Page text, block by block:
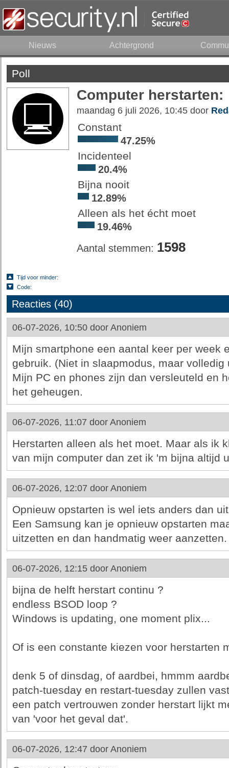
Nieuws Achtergrond
Poll
Computer herstarten:
maandag 6 juli 2026, 10:45 door
Constant
47.25%
Incidenteel
20.4%
Bijna nooit
12.89%
Alleen als het écht moet
19.46%
Aantal stemmen: 1598
Tijd voor minder:
Code:
Reacties (40)
06-07-2026, 10:50 door Anoniem
Mijn smartphone een aantal keer per week
gebruik. (Niet in slaapmodus, maar volledig
Mijn PC en phones zijn dan versleuteld en
het geheugen.
06-07-2026, 11:07 door Anoniem
Herstarten alleen als het moet. Maar als ik
van mijn computer dan zet ik 'm bijna altijd
06-07-2026, 12:07 door Anoniem
Opnieuw opstarten is wel iets anders dan
Een Samsung kan je opnieuw opstarten
uitzetten en dan handmatig weer aanzetten.
06-07-2026, 12:15 door Anoniem
bijna de helft herstart continu ?
endless BSOD loop ?
Windows is updating, one moment plix...
Of is een constante kiezen voor herstarten
denk 5 of dinsdag, of aardbei, hmmm
patch-tuesday en restart-tuesday zullen
een patch vertrouwen zonder herstart lijkt
van 'voor het geval dat'.
06-07-2026, 12:47 door Anoniem